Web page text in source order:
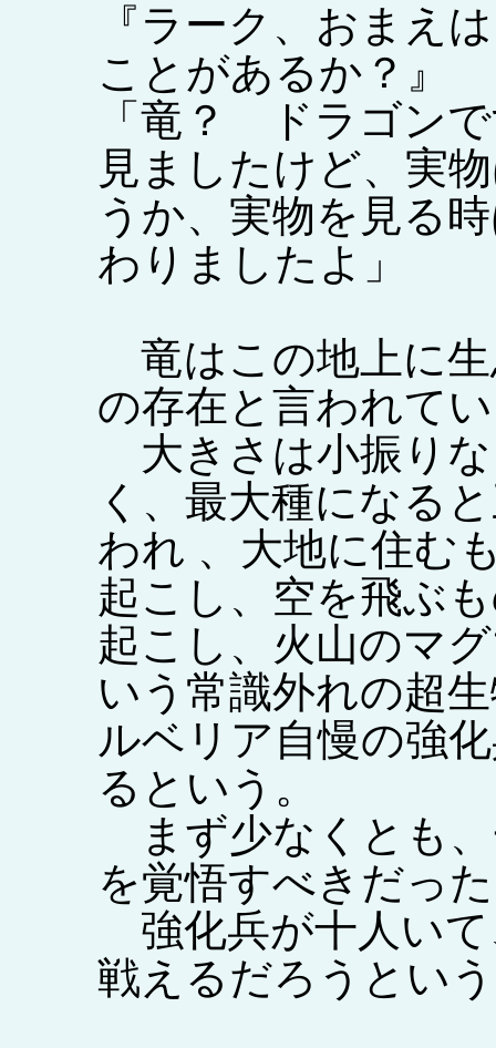
『ラーク、おまえ
ことがあるか？』
「竜？ ドラゴン
見ましたけど、実
うか、実物を見る
わりましたよ」
竜はこの地上に
の存在と言われて
大きさは小振り
く、最大種になる
われ 、大地に住む
起こし、空を飛ぶ
起こし、火山のマ
いう常識外れの超
ルベリア自慢の強
るという。
まず少なくとも
を覚悟すべきだっ
強化兵が十人い
戦えるだろうとい